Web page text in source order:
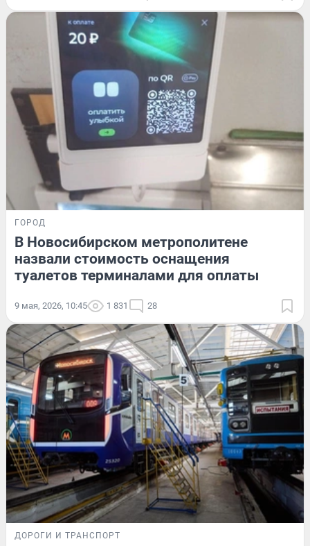
ГОРОД
В Новосибирском метрополитене
назвали стоимость оснащения
туалетов терминалами для оплаты
9 мая, 2026, 10:45 1 831 28
ДОРОГИ И ТРАНСПОРТ